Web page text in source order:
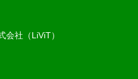
会社（LiViT）